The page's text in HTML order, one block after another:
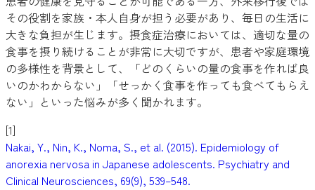
その役割を家族・本人自身が担う必要があり、毎日の生活に
大きな負担が生じます。摂食症治療においては、適切な量の
食事を摂り続けることが非常に大切ですが、患者や家庭環境
の多様性を背景として、「どのくらいの量の食事を作れば良
いのかわからない」「せっかく食事を作っても食べてもらえ
ない」といった悩みが多く聞かれます。
[1]
Nakai, Y., Nin, K., Noma, S., et al. (2015). Epidemiology of
anorexia nervosa in Japanese adolescents. Psychiatry and
Clinical Neurosciences, 69(9), 539–548.